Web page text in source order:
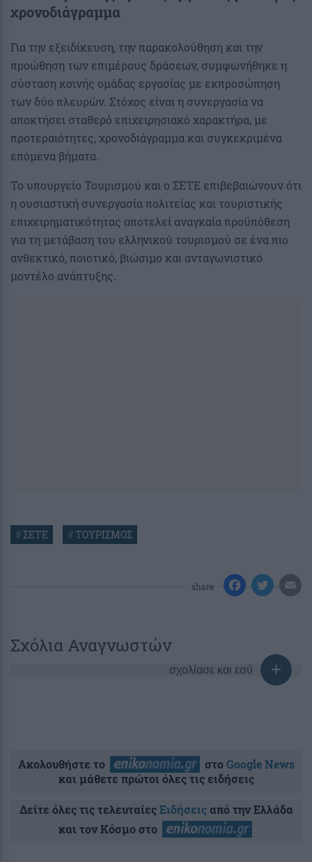
χρονοδιάγραμμα
Για την εξειδίκευση, την παρακολούθηση και την
προώθηση των επιμέρους δράσεων, συμφωνήθηκε η
σύσταση κοινής ομάδας εργασίας με εκπροσώπηση
των δύο πλευρών. Στόχος είναι η συνεργασία να
αποκτήσει σταθερό επιχειρησιακό χαρακτήρα, με
προτεραιότητες, χρονοδιάγραμμα και συγκεκριμένα
επόμενα βήματα.
Το υπουργείο Τουρισμού και ο ΣΕΤΕ επιβεβαιώνουν ότι
η ουσιαστική συνεργασία πολιτείας και τουριστικής
επιχειρηματικότητας αποτελεί αναγκαία προϋπόθεση
για τη μετάβαση του ελληνικού τουρισμού σε ένα πιο
ανθεκτικό, ποιοτικό, βιώσιμο και ανταγωνιστικό
μοντέλο ανάπτυξης.
#ΣΕΤΕ # ΤΟΥΡΙΣΜΟΣ
share
Σχόλια Αναγνωστών
σχολίασε και εσύ
Ακολουθήστε το στοGoogle News
και μάθετε πρώτοι όλες τις ειδήσεις
Δείτε όλες τις τελευταίεςΕιδήσειςαπό την Ελλάδα
και τον Κόσμο στο